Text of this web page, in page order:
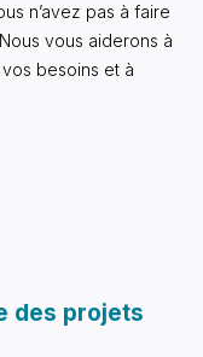
n’avez pas à faire
vous aiderons à
besoins et à
des projets